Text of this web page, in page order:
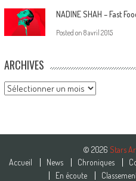
NADINE SHAH – Fast
Posted on 8 avril 2015
ARCHIVES
Archives
© 2026 Stars
Accueil
News Chroniques
En écoute